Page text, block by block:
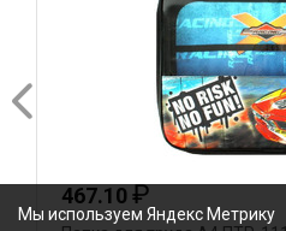
467.10₽
Мы используем Яндекс Метрику